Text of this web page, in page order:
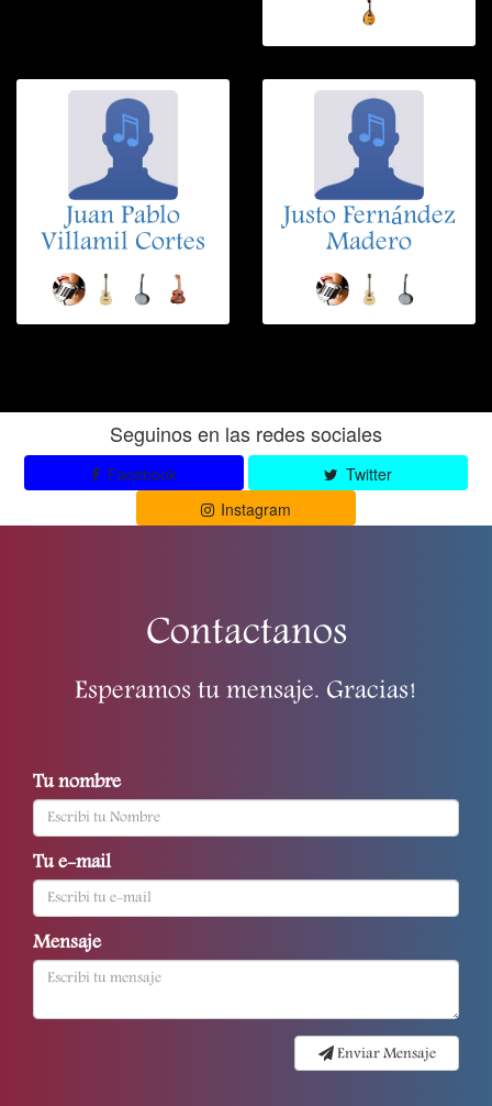
Juan Pablo
Villamil Cortes
Justo Fernández
Madero
Seguinos en las redes sociales
Facebook
Twitter
Instagram
Contactanos
Esperamos tu mensaje. Gracias!
Tu nombre
Tu e-mail
Mensaje
Enviar Mensaje